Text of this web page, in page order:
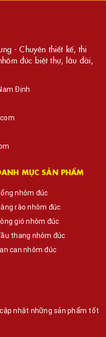
- Chuyên thiết kế, thi
đúc biệt thự, lâu đài,
Định
MỤC SẢN PHẨM
nhôm đúc
rào nhôm đúc
gió nhôm đúc
thang nhôm đúc
can nhôm đúc
nhật những sản phẩm tốt